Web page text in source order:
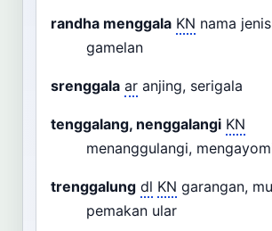
randha menggala KN nama
gamelan
srenggala ar anjing, serigala
tenggalang, nenggalangi KN
menanggulangi,
trenggalung dl KN garangan,
pemakan ular